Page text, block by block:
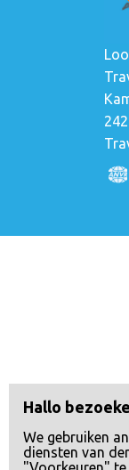
Hallo
We gebruiken
diensten van